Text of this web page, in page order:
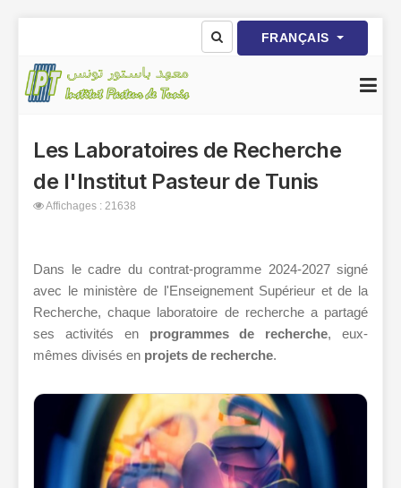
Sélectionnez votre langue
FRANÇAIS
Les Laboratoires de Recherche
de l'Institut Pasteur de Tunis
Affichages : 21638
Dans le cadre du contrat-programme 2024-2027 signé
avec le ministère de l'Enseignement Supérieur et de la
Recherche, chaque laboratoire de recherche a partagé
ses activités en programmes de recherche, eux-
mêmes divisés en projets de recherche.